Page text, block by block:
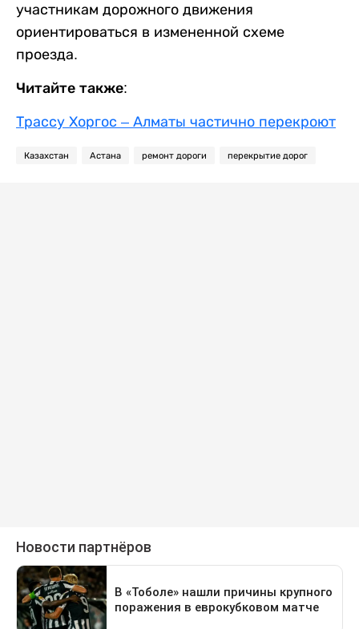
участникам дорожного движения
ориентироваться в измененной схеме
проезда.
Читайте также:
Трассу Хоргос – Алматы частично перекроют
Казахстан Астана ремонт дороги перекрытие дорог